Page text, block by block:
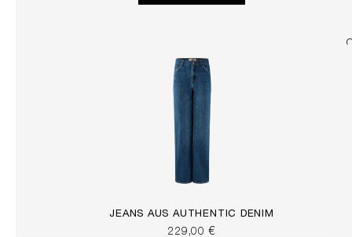
JEANS AUS AUTHENTIC DENIM
229,00 €